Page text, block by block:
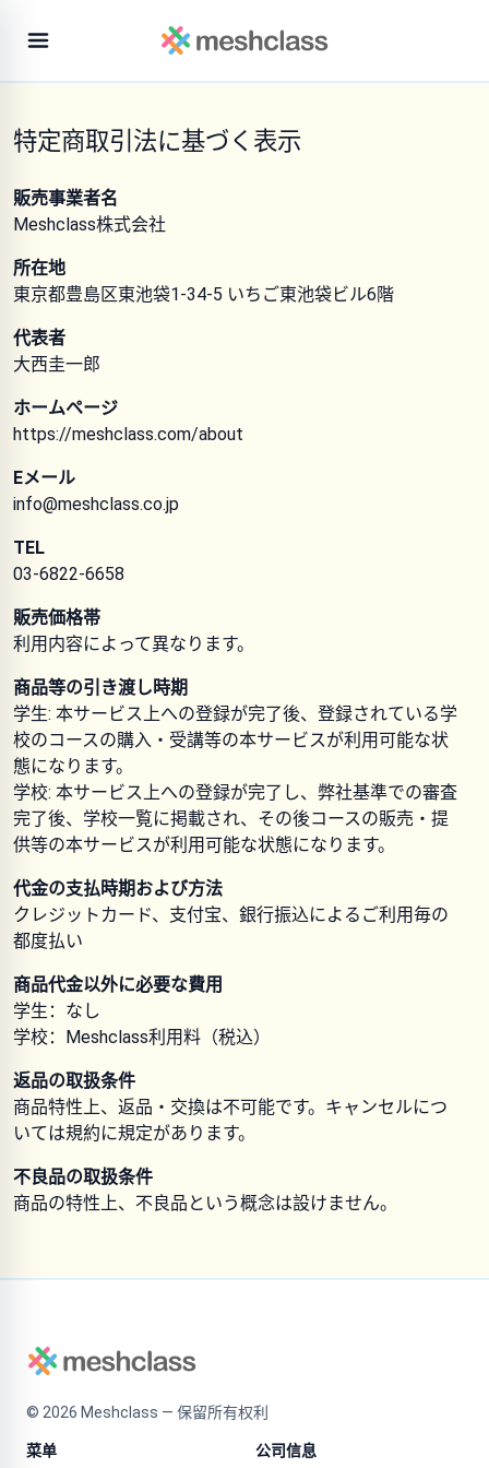
特定商取引法に基づく表示
販売事業者名
Meshclass株式会社
所在地
東京都豊島区東池袋1-34-5 いちご東池袋ビル6階
代表者
大西圭一郎
ホームページ
https://meshclass.com/about
Eメール
info@meshclass.co.jp
TEL
03-6822-6658
販売価格帯
利用内容によって異なります。
商品等の引き渡し時期
学生: 本サービス上への登録が完了後、登録されている学
校のコースの購入・受講等の本サービスが利用可能な状
態になります。
学校: 本サービス上への登録が完了し、弊社基準での審査
完了後、学校一覧に掲載され、その後コースの販売・提
供等の本サービスが利用可能な状態になります。
代金の支払時期および方法
クレジットカード、支付宝、銀行振込によるご利用毎の
都度払い
商品代金以外に必要な費用
学生：なし
学校：Meshclass利用料（税込）
返品の取扱条件
商品特性上、返品・交換は不可能です。キャンセルにつ
いては規約に規定があります。
不良品の取扱条件
商品の特性上、不良品という概念は設けません。
© 2026 Meshclass — 保留所有权利
菜单 公司信息